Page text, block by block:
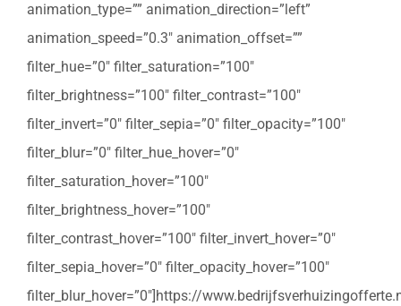
animation_type=”” animation_direction=”left”
animation_speed=”0.3″ animation_offset=””
filter_hue=”0″ filter_saturation=”100″
filter_brightness=”100″ filter_contrast=”100″
filter_invert=”0″ filter_sepia=”0″ filter_opacity=”100″
filter_blur=”0″ filter_hue_hover=”0″
filter_saturation_hover=”100″
filter_brightness_hover=”100″
filter_contrast_hover=”100″ filter_invert_hover=”0″
filter_sepia_hover=”0″ filter_opacity_hover=”100″
filter_blur_hover=”0″]https://